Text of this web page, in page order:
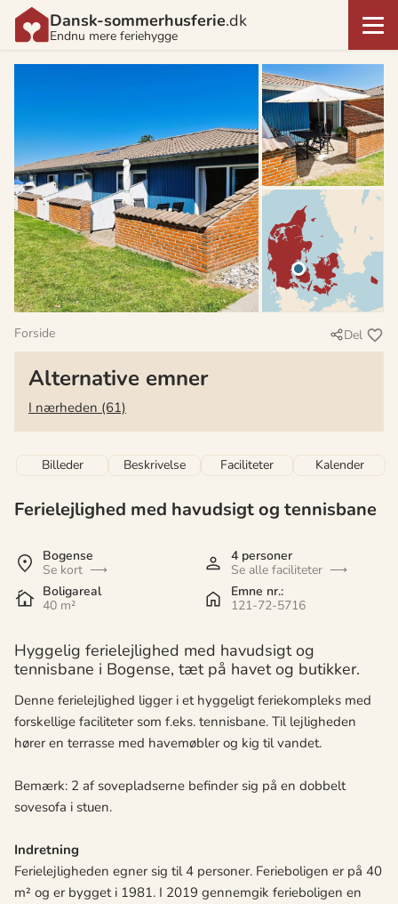
Dansk-sommerhusferie.dk
Endnu mere feriehygge
Forside Del
Alternative emner
I nærheden (61)
Billeder Beskrivelse Faciliteter Kalender
Ferielejlighed med havudsigt og tennisbane
Bogense
Se kort
4 personer
Se alle faciliteter
Boligareal
40 m²
Emne nr.:
121-72-5716
Hyggelig ferielejlighed med havudsigt og
tennisbane i Bogense, tæt på havet og butikker.
Denne ferielejlighed ligger i et hyggeligt feriekompleks med
forskellige faciliteter som f.eks. tennisbane. Til lejligheden
hører en terrasse med havemøbler og kig til vandet.
Bemærk: 2 af sovepladserne befinder sig på en dobbelt
sovesofa i stuen.
Indretning
Ferielejligheden egner sig til 4 personer. Ferieboligen er på 40
m² og er bygget i 1981. I 2019 gennemgik ferieboligen en